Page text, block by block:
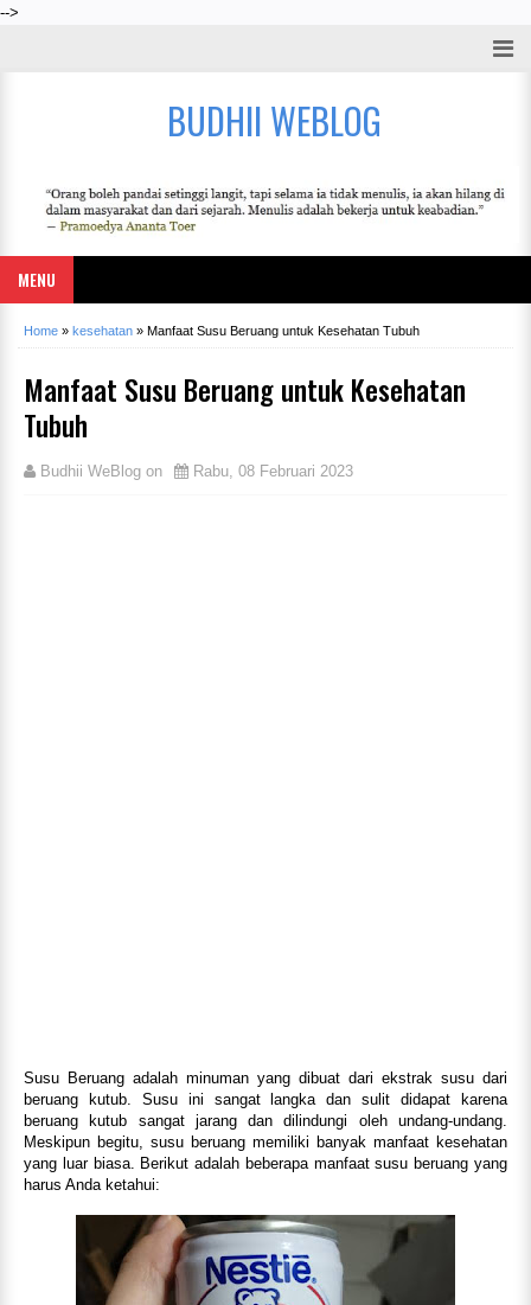
-->
BUDHII WEBLOG
MENU
Home » kesehatan » Manfaat Susu Beruang untuk Kesehatan Tubuh
Manfaat Susu Beruang untuk Kesehatan
Tubuh
Budhii WeBlog on Rabu, 08 Februari 2023
Susu Beruang adalah minuman yang dibuat dari ekstrak susu dari
beruang kutub. Susu ini sangat langka dan sulit didapat karena
beruang kutub sangat jarang dan dilindungi oleh undang-undang.
Meskipun begitu, susu beruang memiliki banyak manfaat kesehatan
yang luar biasa. Berikut adalah beberapa manfaat susu beruang yang
harus Anda ketahui: